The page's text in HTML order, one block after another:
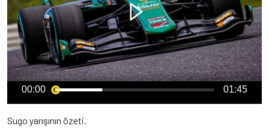
00:00 01:45
Sugo yarışının özeti.